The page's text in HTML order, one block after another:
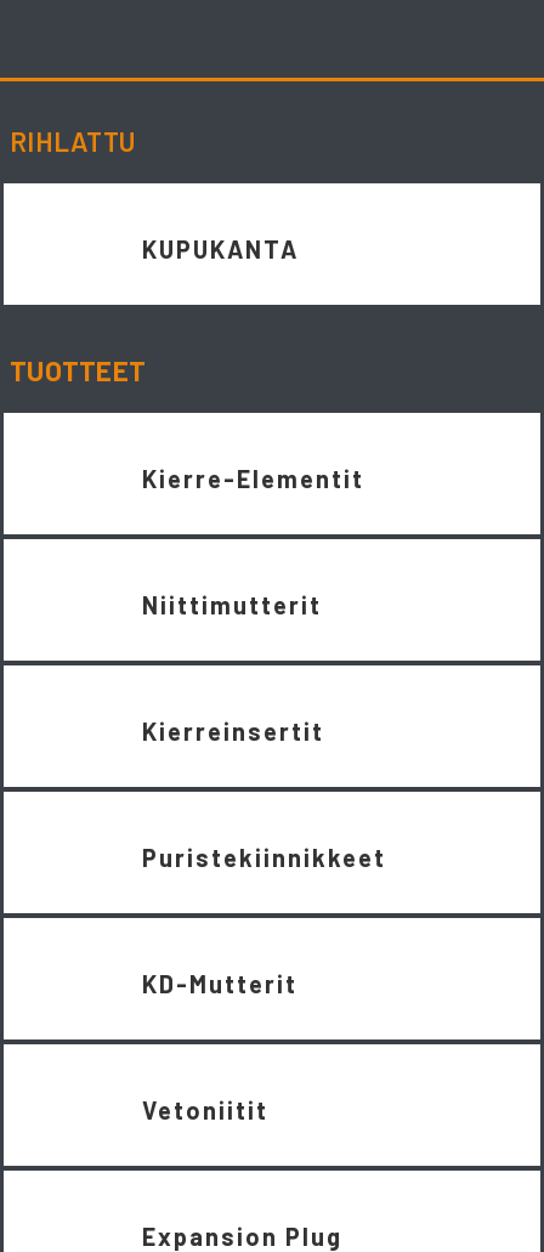
RIHLATTU
KUPUKANTA
TUOTTEET
Kierre-Elementit
Niittimutterit
Kierreinsertit
Puristekiinnikkeet
KD-Mutterit
Vetoniitit
Expansion Plug